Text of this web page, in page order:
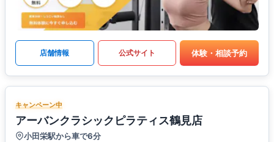
店舗情報 公式サイト 体験・相談予約
キャンペーン中
アーバンクラシックピラティス鶴見店
小田栄駅から車で6分